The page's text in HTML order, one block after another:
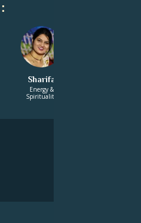
Sharifa
Energy &
Spirituality